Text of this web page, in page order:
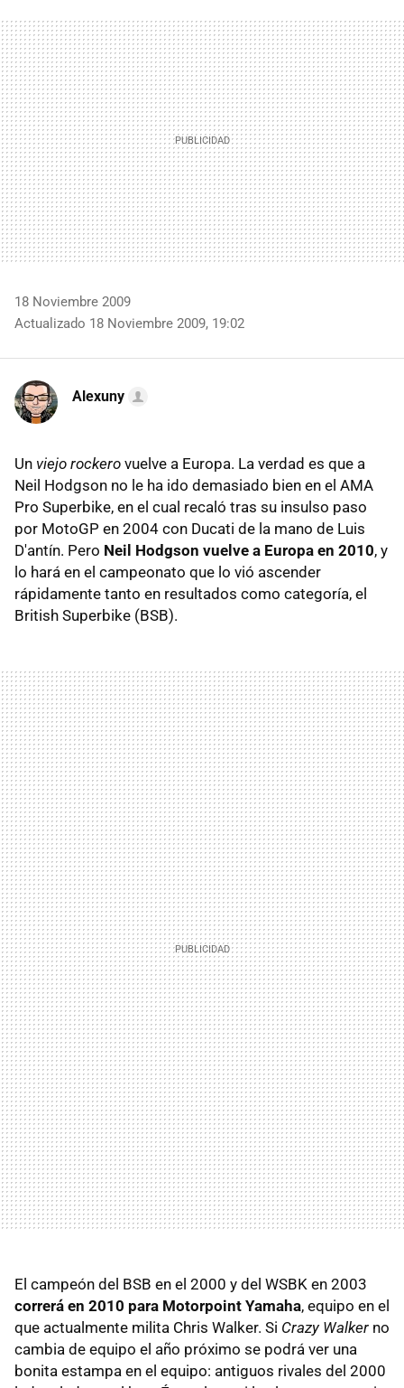
MAIL
18 Noviembre 2009
Actualizado 18 Noviembre 2009, 19:02
Alexuny
Un viejo rockero vuelve a Europa. La verdad es que a
Neil Hodgson no le ha ido demasiado bien en el AMA
Pro Superbike, en el cual recaló tras su insulso paso
por MotoGP en 2004 con Ducati de la mano de Luis
D'antín. Pero Neil Hodgson vuelve a Europa en 2010, y
lo hará en el campeonato que lo vió ascender
rápidamente tanto en resultados como categoría, el
British Superbike (BSB).
El campeón del BSB en el 2000 y del WSBK en 2003
correrá en 2010 para Motorpoint Yamaha, equipo en el
que actualmente milita Chris Walker. Si Crazy Walker no
cambia de equipo el año próximo se podrá ver una
bonita estampa en el equipo: antiguos rivales del 2000